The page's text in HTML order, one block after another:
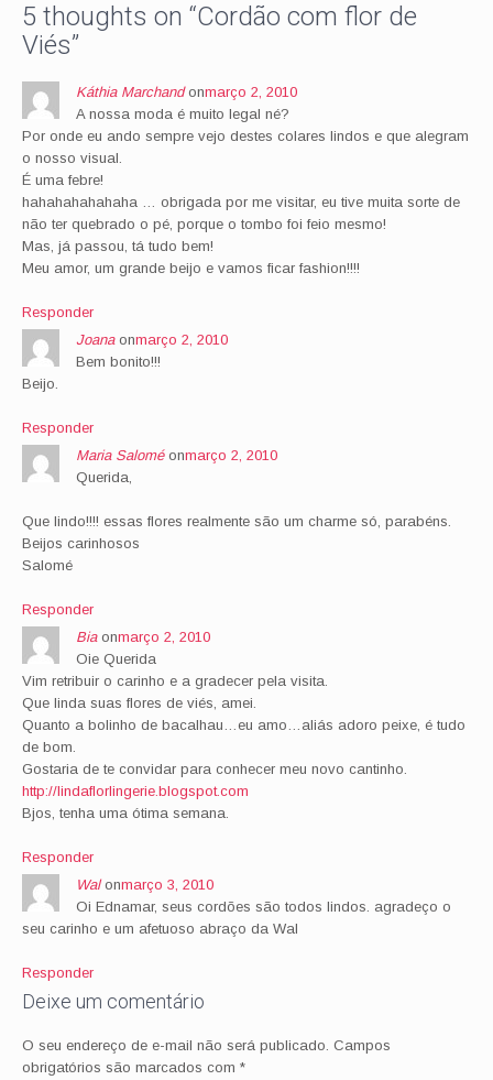
5 thoughts on “Cordão com flor de
Viés”
Káthia Marchandonmarço 2, 2010
A nossa moda é muito legal né?
Por onde eu ando sempre vejo destes colares lindos e que alegram
o nosso visual.
É uma febre!
hahahahahahaha … obrigada por me visitar, eu tive muita sorte de
não ter quebrado o pé, porque o tombo foi feio mesmo!
Mas, já passou, tá tudo bem!
Meu amor, um grande beijo e vamos ficar fashion!!!!
Responder
Joanaonmarço 2, 2010
Bem bonito!!!
Beijo.
Responder
Maria Saloméonmarço 2, 2010
Querida,
Que lindo!!!! essas flores realmente são um charme só, parabéns.
Beijos carinhosos
Salomé
Responder
Biaonmarço 2, 2010
Oie Querida
Vim retribuir o carinho e a gradecer pela visita.
Que linda suas flores de viés, amei.
Quanto a bolinho de bacalhau…eu amo…aliás adoro peixe, é tudo
de bom.
Gostaria de te convidar para conhecer meu novo cantinho.
http://lindaflorlingerie.blogspot.com
Bjos, tenha uma ótima semana.
Responder
Walonmarço 3, 2010
Oi Ednamar, seus cordões são todos lindos. agradeço o
seu carinho e um afetuoso abraço da Wal
Responder
Deixe um comentário
O seu endereço de e-mail não será publicado. Campos
obrigatórios são marcados com *